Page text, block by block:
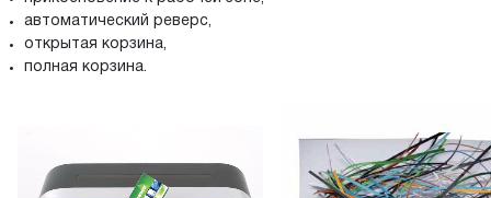
автоматический реверс,
открытая корзина,
полная корзина.